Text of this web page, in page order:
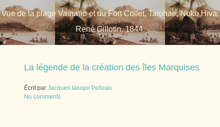
Vue de la plage Vainaho et du Fort Collet, Taiohae, Nuku Hiva.
René Gillotin, 1844.
La légende de la création des îles Marquises
Écrit par Jacques Iakopo Pelleau
No comments